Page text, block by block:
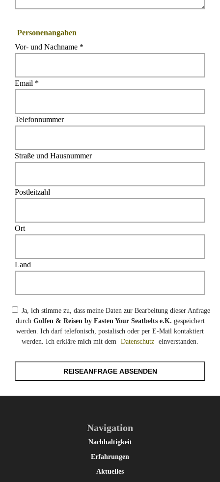
Personenangaben
Vor- und Nachname *
Email *
Telefonnummer
Straße und Hausnummer
Postleitzahl
Ort
Land
Ja, ich stimme zu, dass meine Daten zur Bearbeitung dieser Anfrage
durch Golfen & Reisen by Fasten Your Seatbelts e.K. gespeichert
werden. Ich darf telefonisch, postalisch oder per E-Mail kontaktiert
werden. Ich erkläre mich mit dem Datenschutz einverstanden.
REISEANFRAGE ABSENDEN
Navigation
Nachhaltigkeit
Erfahrungen
Aktuelles